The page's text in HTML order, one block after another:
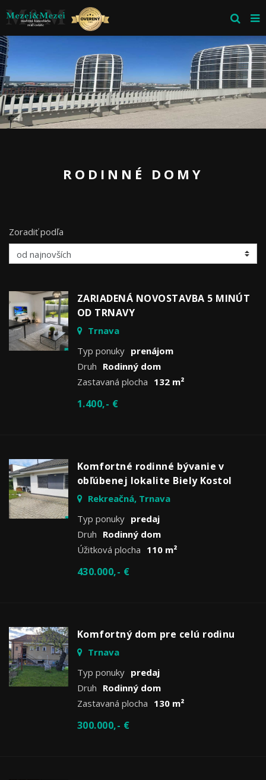
RODINNÉ DOMY
Zoradiť podľa
ZARIADENÁ NOVOSTAVBA 5 MINÚT
OD TRNAVY
Trnava
Typ ponuky prenájom
Druh Rodinný dom
Zastavaná plocha 132 m²
1.400,- €
Komfortné rodinné bývanie v
obľúbenej lokalite Biely Kostol
Rekreačná, Trnava
Typ ponuky predaj
Druh Rodinný dom
Úžitková plocha 110 m²
430.000,- €
Komfortný dom pre celú rodinu
Trnava
Typ ponuky predaj
Druh Rodinný dom
Zastavaná plocha 130 m²
300.000,- €